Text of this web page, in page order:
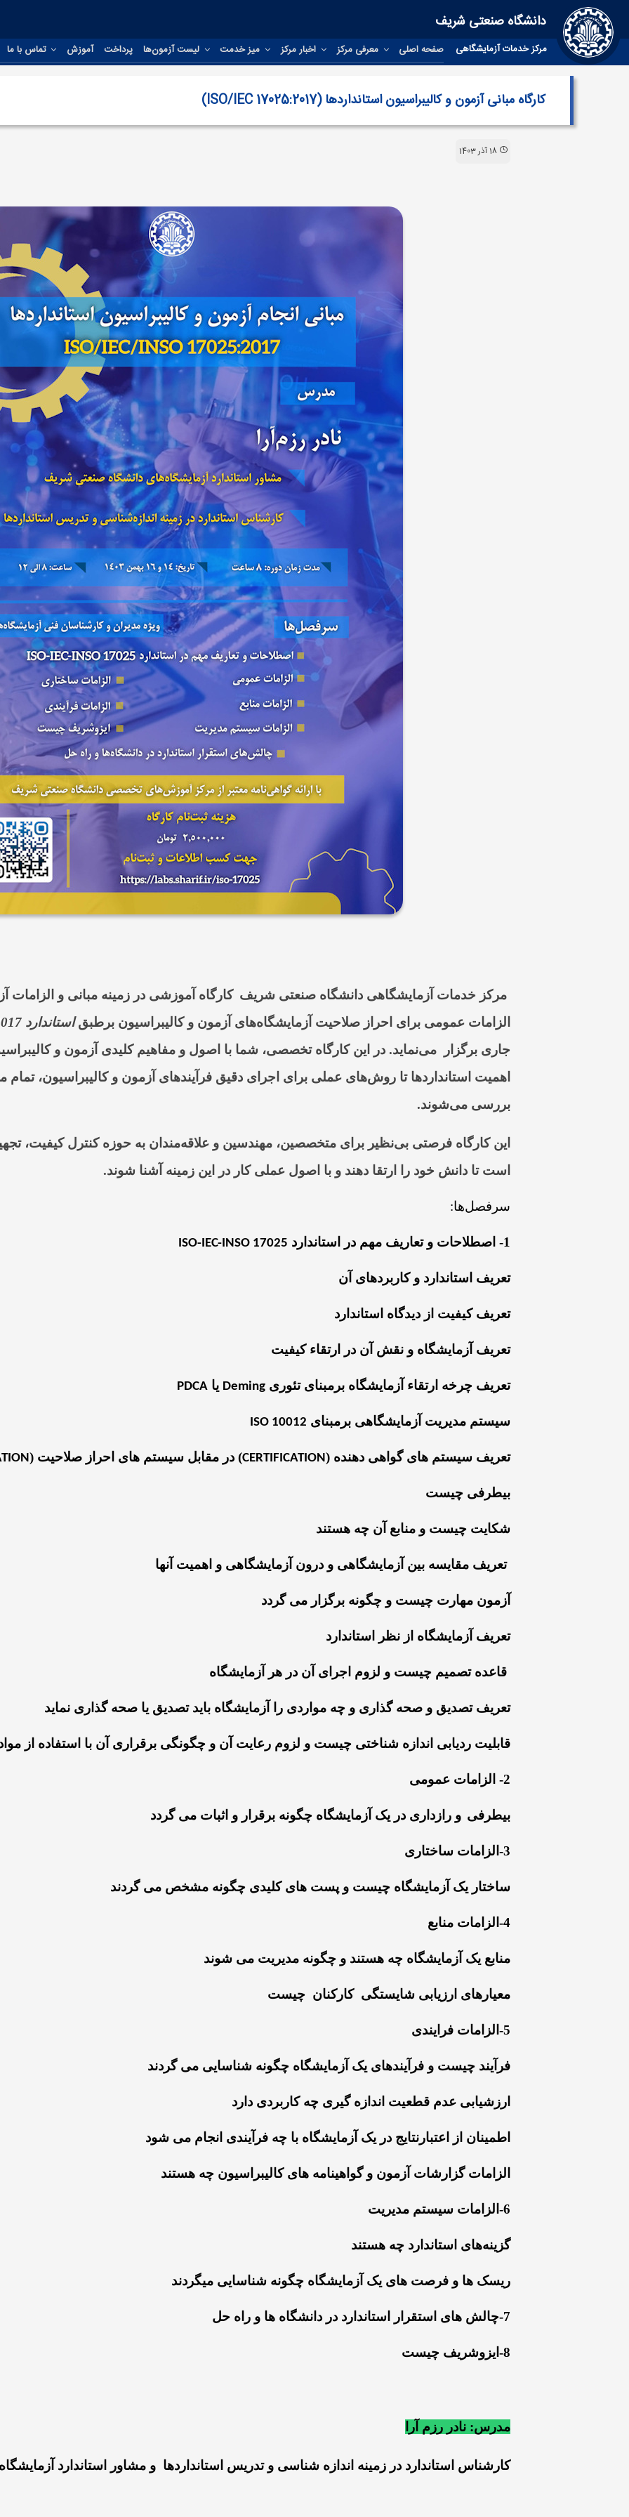
دانشگاه صنعتی شریف
مرکز خدمات آزمایشگاهی صفحه اصلی معرفی مرکز اخبار مرکز میز خدمت لیست آزمون‌ها پرداخت آموزش تماس با ما
کارگاه مبانی آزمون و کالیبراسیون استانداردها (ISO/IEC 17025:2017)
18 آذر 1403
مرکز خدمات آزمایشگاهی دانشگاه صنعتی شریف کارگاه آموزشی در زمینه مبانی و الزامات
الزامات عمومی برای احراز صلاحیت آزمایشگاه‌های آزمون و کالیبراسیون برطبقاستاندارد
جاری برگزار می‌نماید. در این کارگاه تخصصی، شما با اصول و مفاهیم کلیدی آزمون و
اهمیت استانداردها تا روش‌های عملی برای اجرای دقیق فرآیندهای آزمون و کالیبراسیون،
بررسی می‌شوند.
این کارگاه فرصتی بی‌نظیر برای متخصصین، مهندسین و علاقه‌مندان به حوزه کنترل کیفیت،
است تا دانش خود را ارتقا دهند و با اصول عملی کار در این زمینه آشنا شوند.
سرفصل‌­ها:
1- اصطلاحات و تعاریف مهم در استاندارد ISO-IEC-INSO 17025
تعریف استاندارد و کاربردهای آن
تعریف کیفیت از دیدگاه استاندارد
تعریف آزمایشگاه و نقش آن در ارتقاء کیفیت
تعریف چرخه ارتقاء آزمایشگاه برمبنای تئوریDeming یا PDCA
سیستم مدیریت آزمایشگاهی برمبنای ISO 10012
تعریف سیستم های گواهی دهنده (CERTIFICATION) در مقابل سیستم های احراز صلاحیت (
بیطرفی چیست
شکایت چیست و منابع آن چه هستند
تعریف مقایسه بین آزمایشگاهی و درون آزمایشگاهی و اهمیت آنها
آزمون مهارت چیست و چگونه برگزار می گردد
تعریف آزمایشگاه از نظر استاندارد
قاعده تصمیم چیست و لزوم اجرای آن در هر آزمایشگاه
تعریف تصدیق و صحه گذاری و چه مواردی را آزمایشگاه باید تصدیق یا صحه گذاری نماید
قابلیت ردیابی اندازه شناختی چیست و لزوم رعایت آن و چگونگی برقراری آن با استفاده از
2- الزامات عمومی
بیطرفی و رازداری در یک آزمایشگاه چگونه برقرار و اثبات می گردد
3-الزامات ساختاری
ساختار یک آزمایشگاه چیست و پست های کلیدی چگونه مشخص می گردند
4-الزامات منابع
منابع یک آزمایشگاه چه هستند و چگونه مدیریت می شوند
معیارهای ارزیابی شایستگی کارکنان چیست
5-الزامات فرایندی
فرآیند چیست و فرآیندهای یک آزمایشگاه چگونه شناسایی می گردند
ارزشیابی عدم قطعیت اندازه گیری چه کاربردی دارد
اطمینان از اعتبارنتایج در یک آزمایشگاه با چه فرآیندی انجام می شود
الزامات گزارشات آزمون و گواهینامه های کالیبراسیون چه هستند
6-الزامات سیستم مدیریت
گزینه‌های استاندارد چه هستند
ریسک ها و فرصت های یک آزمایشگاه چگونه شناسایی میگردند
7-چالش های استقرار استاندارد در دانشگاه ها و راه حل
8-ایزوشریف چیست
مدرس: نادر رزم آرا
کارشناس استاندارد در زمینه اندازه شناسی و تدریس استانداردهاو مشاور استاندارد